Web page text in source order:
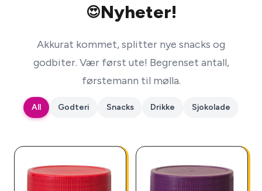
😍Nyheter!
Akkurat kommet, splitter nye snacks og
godbiter. Vær først ute! Begrenset antall,
førstemann til mølla.
All Godteri Snacks Drikke Sjokolade